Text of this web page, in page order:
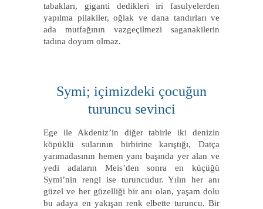
tabakları, giganti dedikleri iri fasulyelerden
yapılma pilakiler, oğlak ve dana tandırları ve
ada mutfağının vazgeçilmezi saganakilerin
tadına doyum olmaz.
Symi; içimizdeki çocuğun
turuncu sevinci
Ege ile Akdeniz’in diğer tabirle iki denizin
köpüklü sularının birbirine karıştığı, Datça
yarımadasının hemen yanı başında yer alan ve
yedi adaların Meis’den sonra en küçüğü
Symi’nin rengi ise turuncudur. Yılın her anı
güzel ve her güzelliği bir anı olan, yaşam dolu
bu adaya en yakışan renk elbette turuncu. Bir